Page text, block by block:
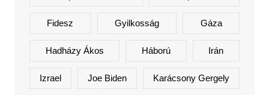
Fidesz Gyilkosság Gáza
Hadházy Ákos Háború Irán
Izrael Joe Biden Karácsony Gergely